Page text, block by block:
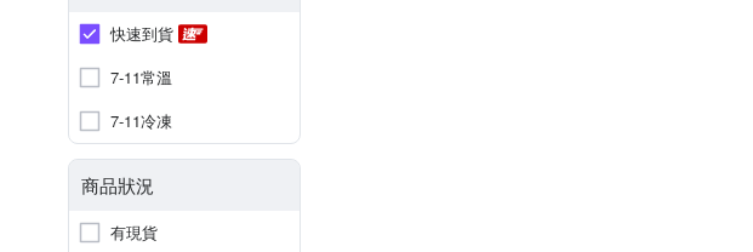
快速到貨
7-11常溫
7-11冷凍
商品狀況
有現貨